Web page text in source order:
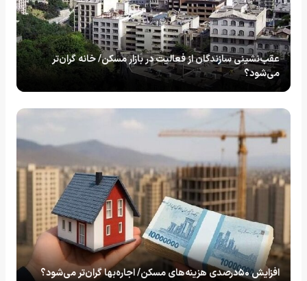
عقب‌نشینی سازندگان از فعالیت در بازار مسکن/ خانه‌ گران‌تر
می‌شود؟
افزایش ۵۰درصدی هزینه‌های مسکن/ اجاره‌بها گران‌تر می‌شود؟